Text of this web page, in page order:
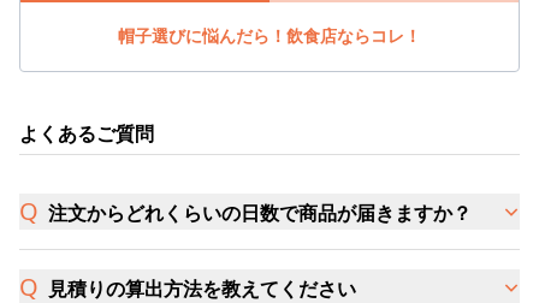
帽子選びに悩んだら！飲食店ならコレ！
よくあるご質問
注文からどれくらいの日数で商品が届きますか？
見積りの算出方法を教えてください